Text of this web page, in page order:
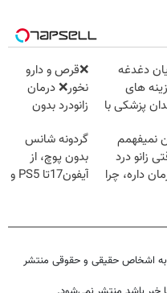
دغدغه
های
پزشکی با
❌قرص‌ و دارو
نخور❌ درمان
زانودرد بدون
نمیفهمم
زانو درد
داره، چرا
گردونه شانس
بدون پوچ، از
آیفون17تا PS5 و
به اشخاص حقیقی و حقوقی منتشر